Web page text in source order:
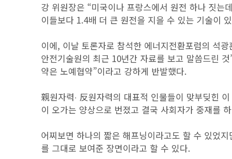
강 위원장은 “미국이나 프랑스에서 원전 하나 짓
이들보다 1.4배 더 큰 원전을 지을 수 있는 기술이
이에, 이날 토론자로 참석한 에너지전환포럼의 석
안전기술원의 최근 10년간 자료를 보고 말씀드린
약은 노예협약”이라고 강하게 반발했다.
親원자력‧ 反원자력의 대표적 인물들이 맞부딪힌
이 오가는 양상으로 번졌고 결국 사회자가 중재를
어찌보면 하나의 짧은 해프닝이라고도 할 수 있었
를 그대로 보여준 장면이라고 할 수 있다.